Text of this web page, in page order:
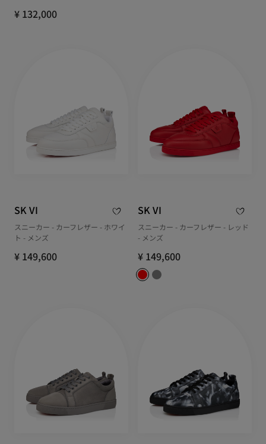
¥ 132,000
SK VI
スニーカー - カーフレザー - ホワイ
ト - メンズ
¥ 149,600
SK VI
スニーカー - カーフレザー - レッド
- メンズ
¥ 149,600